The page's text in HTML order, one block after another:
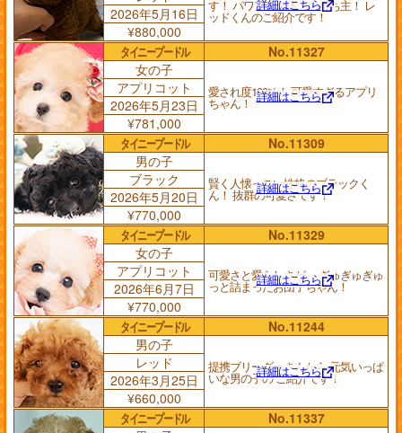
す！ パワフルな体力の持ち主！ レ
ッドくんのご紹介です！
詳細はこちら
2026年5月16日
¥880,000
タイニープードル
No.11327
女の子
愛され度100%！ 可愛すぎるアプリ
ちゃん！ 詳細はこちら
アプリコット
2026年5月23日
¥781,000
タイニープードル
No.11309
男の子
賢く人懐っこい性格のブラックく
ん！ 抜群の可愛さです！
詳細はこちら
ブラック
2026年5月20日
¥770,000
タイニープードル
No.11329
女の子
可愛さと愛らしさが、 ぎゅぎゅぎゅ
っと詰まったお団子ちゃん！
詳細はこちら
アプリコット
2026年6月7日
¥770,000
タイニープードル
No.11244
男の子
提携ブリーダーさんから 元気いっぱ
いな男の子の ご紹介です！
詳細はこちら
レッド
2026年3月25日
¥660,000
タイニープードル
No.11337